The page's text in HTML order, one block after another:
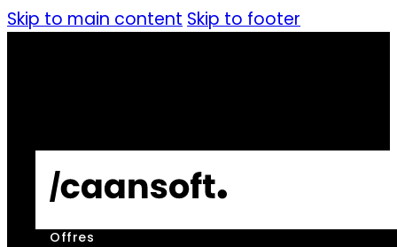
Skip to main content Skip to footer
Offres